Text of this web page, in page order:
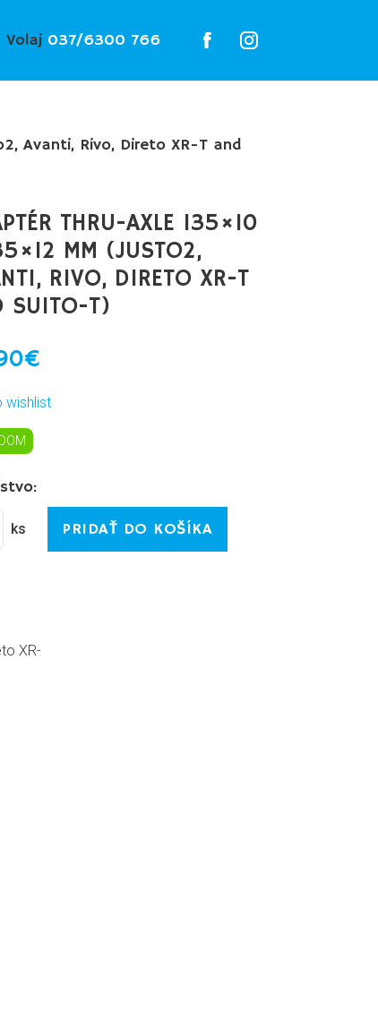
Volaj 037/6300 766
Avanti, Rivo, Direto XR-T and
THRU-AXLE 135×10
MM (JUSTO2,
RIVO, DIRETO XR-T
SUITO-T)
€
wishlist
ks PRIDAŤ DO KOŠÍKA
XR-